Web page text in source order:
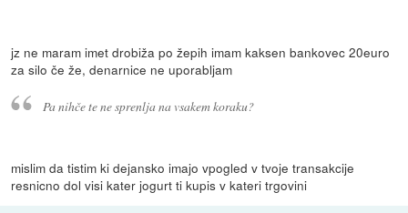
jz ne maram imet drobiža po žepih imam kaksen bankovec 20euro
za silo če že, denarnice ne uporabljam
Pa nihče te ne sprenlja na vsakem koraku?
mislim da tistim ki dejansko imajo vpogled v tvoje transakcije
resnicno dol visi kater jogurt ti kupis v kateri trgovini